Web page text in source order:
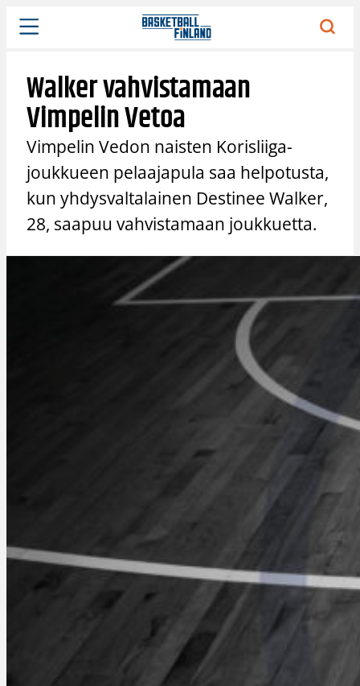
Siirry
sisältöön
Walker vahvistamaan
Vimpelin Vetoa
Vimpelin Vedon naisten Korisliiga-
joukkueen pelaajapula saa helpotusta,
kun yhdysvaltalainen Destinee Walker,
28, saapuu vahvistamaan joukkuetta.